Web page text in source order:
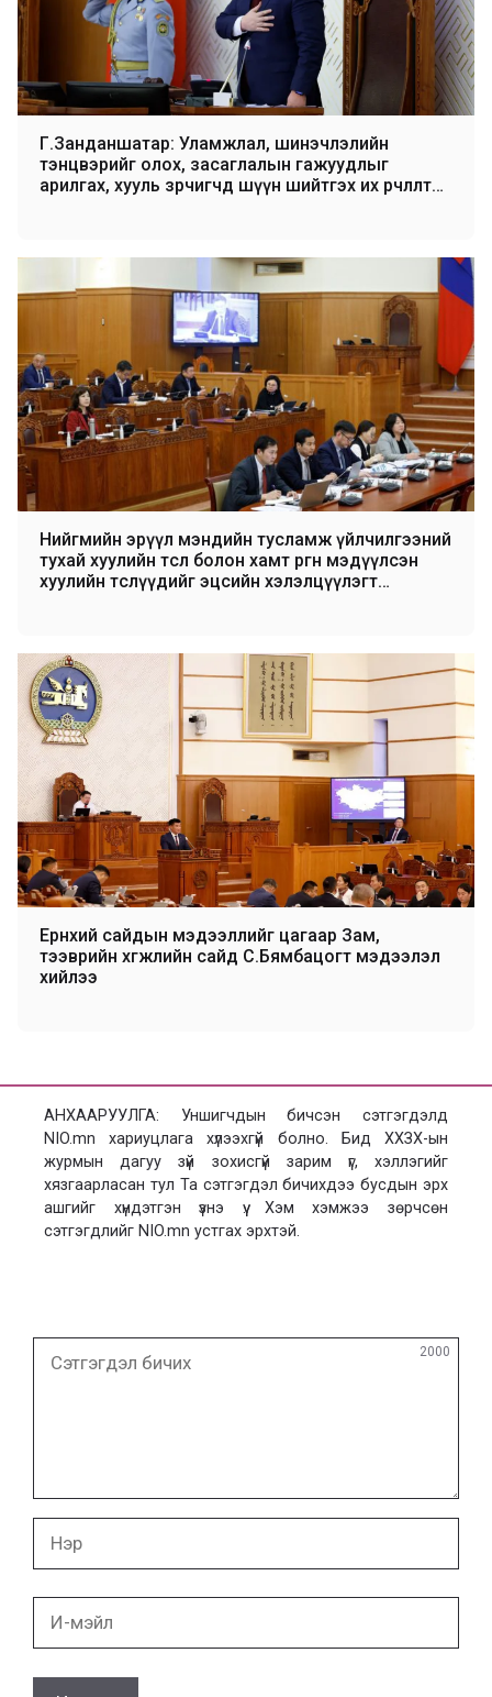
Г.Занданшатар: Уламжлал, шинэчлэлийн
тэнцвэрийг олох, засаглалын гажуудлыг
арилгах, хууль зөрчигчдөө шүүн шийтгэх их өөрчлөлтөд
Нийгмийн эрүүл мэндийн тусламж үйлчилгээний
тухай хуулийн төсөл болон хамт өргөн мэдүүлсэн
хуулийн төслүүдийг эцсийн хэлэлцүүлэгт
Ерөнхий сайдын мэдээллийг цагаар Зам,
тээврийн хөгжлийн сайд С.Бямбацогт мэдээлэл
хийлээ
АНХААРУУЛГА: Уншигчдын бичсэн сэтгэгдэлд
NIO.mn хариуцлага хүлээхгүй болно. Бид ХХЗХ-ын
журмын дагуу зүй зохисгүй зарим үг, хэллэгийг
хязгаарласан тул Та сэтгэгдэл бичихдээ бусдын эрх
ашгийг хүндэтгэн үзнэ үү. Хэм хэмжээ зөрчсөн
сэтгэгдлийг NIO.mn устгах эрхтэй.
бичих
2000